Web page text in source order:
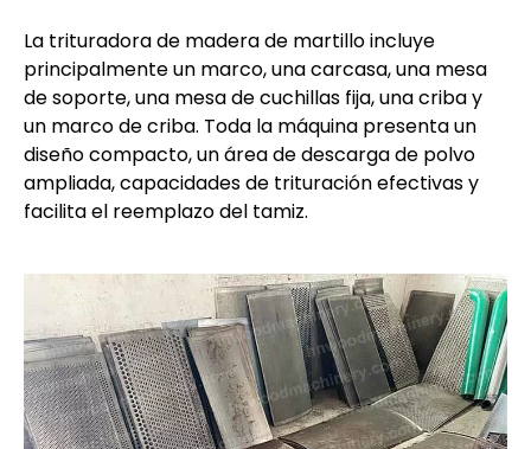
La trituradora de madera de martillo incluye
principalmente un marco, una carcasa, una mesa
de soporte, una mesa de cuchillas fija, una criba y
un marco de criba. Toda la máquina presenta un
diseño compacto, un área de descarga de polvo
ampliada, capacidades de trituración efectivas y
facilita el reemplazo del tamiz.